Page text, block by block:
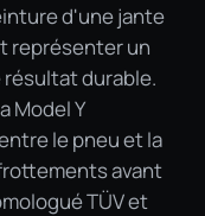
d'une jante
représenter un
durable.
Model Y
le pneu et la
avant
TÜV et